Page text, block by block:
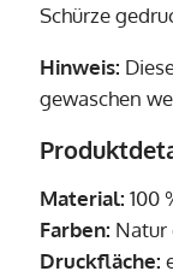
Schürze
Hinweis:
gewaschen
Material: 100
Farben: Natur
Druckfläche: